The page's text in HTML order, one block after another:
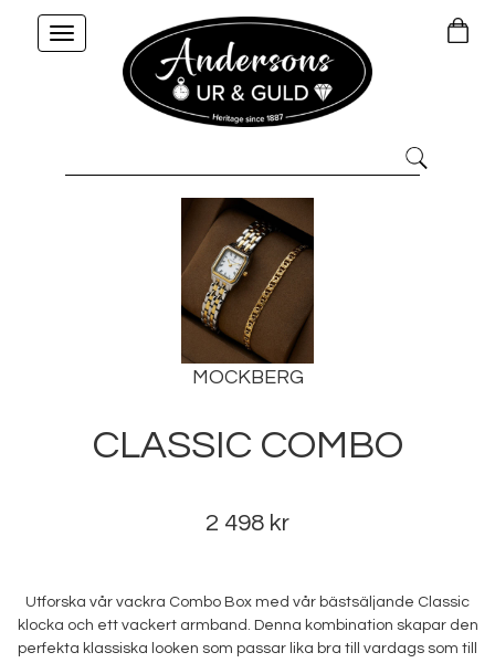
Toggle
navigation
MOCKBERG
CLASSIC COMBO
2 498 kr
Utforska vår vackra Combo Box med vår bästsäljande Classic
klocka och ett vackert armband. Denna kombination skapar den
perfekta klassiska looken som passar lika bra till vardags som till